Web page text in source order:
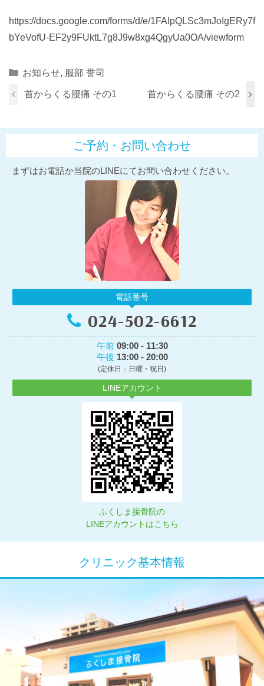
https://docs.google.com/forms/d/e/1FAIpQLSc3mJoIgERy7f
bYeVofU-EF2y9FUktL7g8J9w8xg4QgyUa0OA/viewform
Categories
お知らせ, 服部 誉司
首からくる腰痛 その1 首からくる腰痛 その2
ご予約・お問い合わせ
まずはお電話か当院のLINEにてお問い合わせください。
電話番号
024-502-6612
午前 09:00 - 11:30
午後 13:00 - 20:00
(定休日：日曜・祝日)
LINEアカウント
ふくしま接骨院の
LINEアカウントはこちら
クリニック基本情報